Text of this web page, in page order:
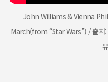
John Williams & Vienna
March(from “Star Wars”) / 출